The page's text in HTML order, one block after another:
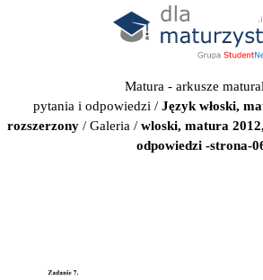
Matura - arkusze
pytania i odpowiedzi / Język włoski,
rozszerzony / Galeria / wloski, matura
odpowiedzi -strona-